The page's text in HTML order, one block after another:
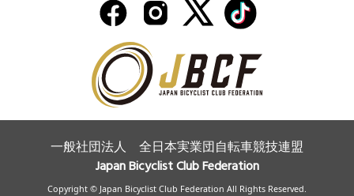
一般社団法人 全日本実業団自転車競技連盟
Japan Bicyclist Club Federation
Copyright © Japan Bicyclist Club Federation All Rights Reserved.